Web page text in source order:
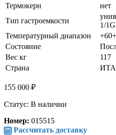
Термокерн
нет
Тип гастроемкости
1/
Температурный диапазон
Состояние
Вес кг
117
Страна
155 000 ₽
Статус: В наличии
Номер: 015515
Рассчитать доставку